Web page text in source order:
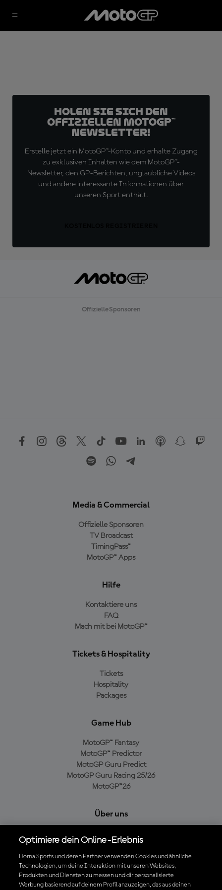
Holen Sie sich den
offiziellen MotoGP™
Newsletter!
Erstelle jetzt ein MotoGP™-Konto und erhalte Zugang
zu exklusiven Inhalten wie dem MotoGP™-
Newsletter, den GP-Berichten, unglaubliche Videos
und andere interessante Informationen über
unseren Sport enthält.
Offizielle Sponsoren
Media & Commercial
Offizielle Sponsoren
TV Broadcast
TimingPass™
MotoGP™ Apps
Hilfe
Kontaktiere uns
FAQ
Mach mit bei MotoGP™
Tickets & Hospitality
Tickets
Hospitality
Packages
Game Hub
MotoGP™ Fantasy
MotoGP™ Predictor
MotoGP Guru Predict
MotoGP Guru Racing 25/26
MotoGP™26
Über uns
Cookie-Richtlinien
Geschäftsbedingungen
Datenschutzrichtlinien
Kaufrichtlinie
Optimiere dein Online-Erlebnis
Dorna Sports und deren Partner verwenden Cookies und ähnliche
Technologien, um deine Interaktion mit unseren Websites,
Produkten und Diensten zu messen und dir personalisierte
Werbung basierend auf deinem Profil anzuzeigen, das aus deinen